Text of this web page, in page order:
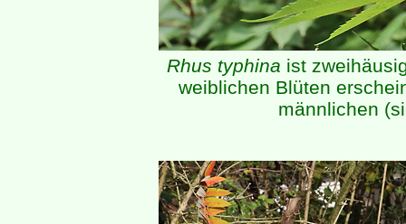
Rhus typhina ist
weiblichen Blüten
männlichen